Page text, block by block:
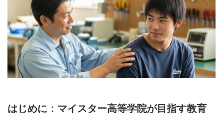
はじめに：マイスター高等学院が目指す教育